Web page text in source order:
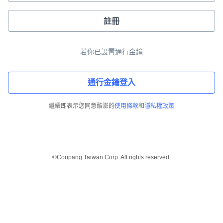
註冊
若你已設置通行金鑰
通行金鑰登入
繼續即表示您同意酷澎的使用條款和 隱私權政策
©Coupang Taiwan Corp. All rights reserved.